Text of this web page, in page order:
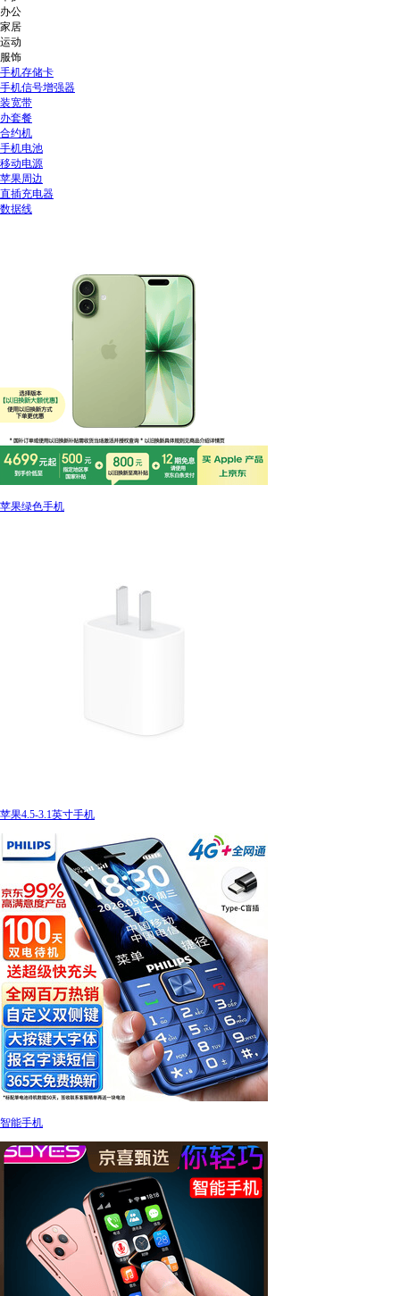
办公
家居
运动
服饰
手机存储卡
手机信号增强器
装宽带
办套餐
合约机
手机电池
移动电源
苹果周边
直插充电器
数据线
苹果绿色手机
苹果4.5-3.1英寸手机
智能手机